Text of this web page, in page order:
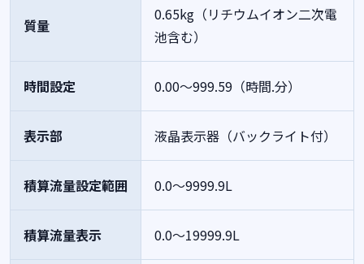
質量
0.65kg（リチウムイオン二次電
池含む）
時間設定 0.00～999.59（時間.分）
表示部 液晶表示器（バックライト付）
積算流量設定範囲 0.0～9999.9L
積算流量表示 0.0～19999.9L